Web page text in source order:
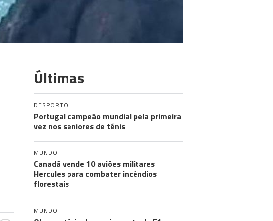
Últimas
DESPORTO
Portugal campeão mundial pela primeira
vez nos seniores de ténis
MUNDO
Canadá vende 10 aviões militares
Hercules para combater incêndios
florestais
MUNDO